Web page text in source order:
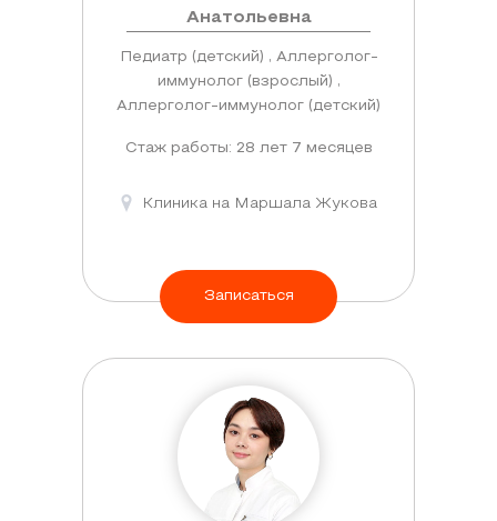
Анатольевна
Педиатр (детский) , Аллерголог-
иммунолог (взрослый) ,
Аллерголог-иммунолог (детский)
Стаж работы: 28 лет 7 месяцев
Клиника на Маршала Жукова
Записаться